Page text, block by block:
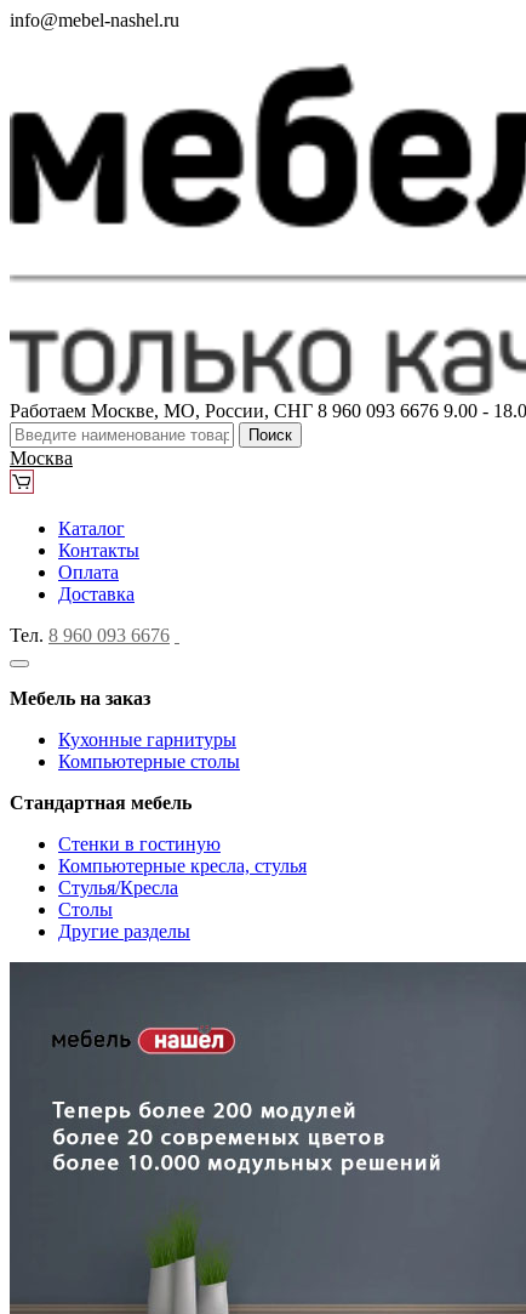
info@mebel-nashel.ru
Работаем Москве, МО, России, СНГ 8 960 093 6676 9.00 -
Поиск
Москва
Каталог
Контакты
Оплата
Доставка
Тел. 8 960 093 6676
Мебель на заказ
Кухонные гарнитуры
Компьютерные столы
Стандартная мебель
Стенки в гостиную
Компьютерные кресла, стулья
Стулья/Кресла
Столы
Другие разделы